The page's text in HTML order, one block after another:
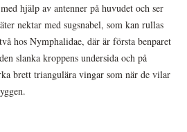
hjälp av antenner på huvudet och ser
nektar med sugsnabel, som kan rullas
hos Nymphalidae, där är första benparet
slanka kroppens undersida och på
brett triangulära vingar som när de vilar